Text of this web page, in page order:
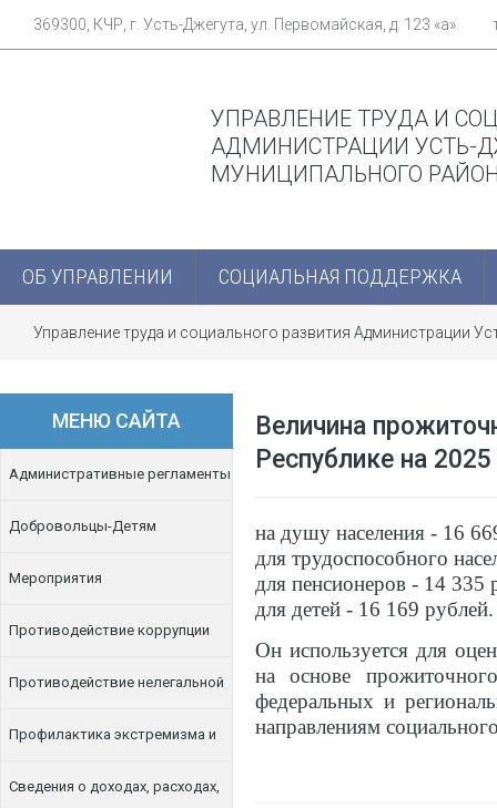
369300, КЧР, г. Усть-Джегута, ул. Первомайская, д. 123 «а»
УПРАВЛЕНИЕ ТРУДА И
АДМИНИСТРАЦИИ УСТЬ-
МУНИЦИПАЛЬНОГО
ОБ УПРАВЛЕНИИ СОЦИАЛЬНАЯ ПОДДЕРЖКА
Управление труда и социального развития Администрации
МЕНЮ САЙТА
Административные регламенты
Добровольцы-Детям
Мероприятия
Противодействие коррупции
Противодействие нелегальной
занятости
Профилактика экстремизма и
терроризма
Сведения о доходах, расходах,
Величина
Республике на 2025
на душу населения - 16
для трудоспособного
для пенсионеров - 14 335
для детей - 16 169 рублей.
Он используется для
на основе
федеральных и
направлениям